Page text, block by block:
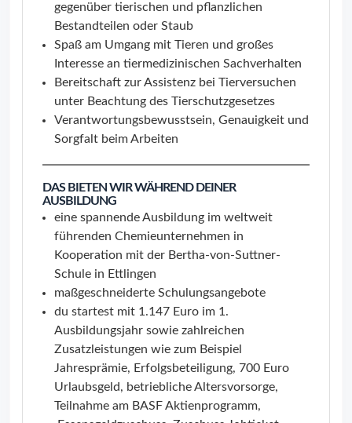
gegenüber tierischen und pflanzlichen
Bestandteilen oder Staub
Spaß am Umgang mit Tieren und großes
Interesse an tiermedizinischen Sachverhalten
Bereitschaft zur Assistenz bei Tierversuchen
unter Beachtung des Tierschutzgesetzes
Verantwortungsbewusstsein, Genauigkeit und
Sorgfalt beim Arbeiten
DAS BIETEN WIR WÄHREND DEINER
AUSBILDUNG
eine spannende Ausbildung im weltweit
führenden Chemieunternehmen in
Kooperation mit der Bertha-von-Suttner-
Schule in Ettlingen
maßgeschneiderte Schulungsangebote
du startest mit 1.147 Euro im 1.
Ausbildungsjahr sowie zahlreichen
Zusatzleistungen wie zum Beispiel
Jahresprämie, Erfolgsbeteiligung, 700 Euro
Urlaubsgeld, betriebliche Altersvorsorge,
Teilnahme am BASF Aktienprogramm,